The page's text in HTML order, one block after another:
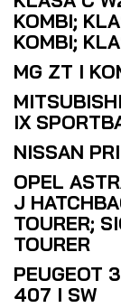
KOMBI;
KOMBI;
MG ZT I
IX
NISSAN
OPEL
J
TOURER;
TOURER
PEUGEOT
407 I SW